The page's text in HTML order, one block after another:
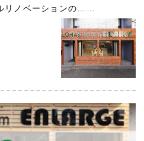
リノベーションの……